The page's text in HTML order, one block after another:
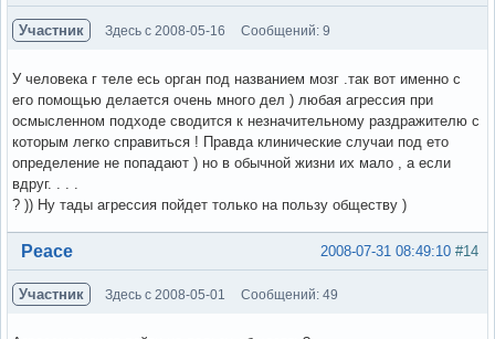
Участник Здесь с 2008-05-16 Сообщений: 9
У человека г теле есь орган под названием мозг .так вот именно с
его помощью делается очень много дел ) любая агрессия при
осмысленном подходе сводится к незначительному раздражителю с
которым легко справиться ! Правда клинические случаи под ето
определение не попадают ) но в обычной жизни их мало , а если
вдруг. . . .
? )) Ну тады агрессия пойдет только на пользу обществу )
Вне форума #14
2008-07-31 08:49:10
Peace
Участник Здесь с 2008-05-01 Сообщений: 49